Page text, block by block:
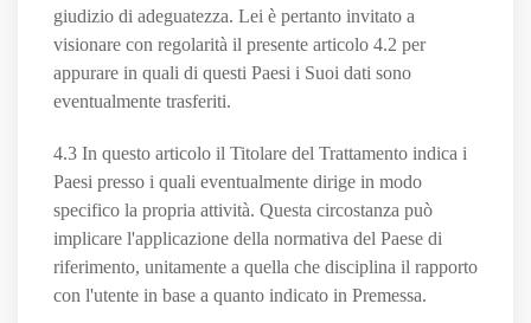
giudizio di adeguatezza. Lei è pertanto invitato a
visionare con regolarità il presente articolo 4.2 per
appurare in quali di questi Paesi i Suoi dati sono
eventualmente trasferiti.
4.3 In questo articolo il Titolare del Trattamento indica i
Paesi presso i quali eventualmente dirige in modo
specifico la propria attività. Questa circostanza può
implicare l'applicazione della normativa del Paese di
riferimento, unitamente a quella che disciplina il rapporto
con l'utente in base a quanto indicato in Premessa.